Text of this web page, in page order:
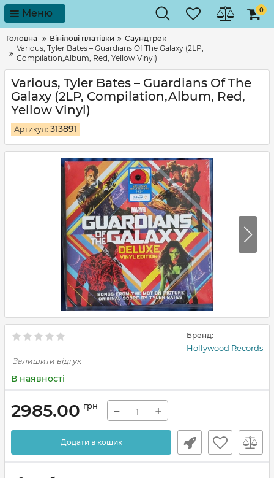
Меню 0
Головна Вінілові платівки
Саундтрек
Various, Tyler Bates – Guardians Of The Galaxy (2LP,
Compilation,Album, Red, Yellow Vinyl)
Various, Tyler Bates – Guardians Of The
Galaxy (2LP, Compilation,Album, Red,
Yellow Vinyl)
Артикул: 313891
Бренд:
Hollywood Records
Залишити відгук
В наявності
2985.00 грн − +
Додати в кошик